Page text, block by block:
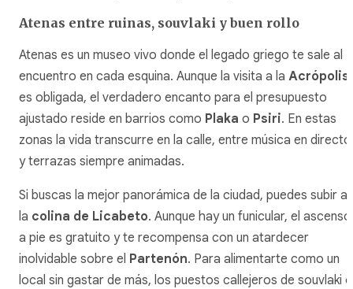
Atenas entre ruinas, souvlaki y buen rollo
Atenas es un museo vivo donde el legado griego te sale al
encuentro en cada esquina. Aunque la visita a la Acrópolis
es obligada, el verdadero encanto para el presupuesto
ajustado reside en barrios como Plaka o Psiri. En estas
zonas la vida transcurre en la calle, entre música en directo
y terrazas siempre animadas.
Si buscas la mejor panorámica de la ciudad, puedes subir a
la colina de Licabeto. Aunque hay un funicular, el ascenso
a pie es gratuito y te recompensa con un atardecer
inolvidable sobre el Partenón. Para alimentarte como un
local sin gastar de más, los puestos callejeros de souvlaki o